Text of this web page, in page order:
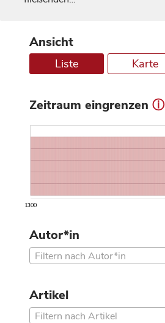
Ansicht
Liste Karte
Zeitraum eingrenzen ⓘ
1300
Autor*in
Filtern nach Autor*in
Artikel
Filtern nach Artikel